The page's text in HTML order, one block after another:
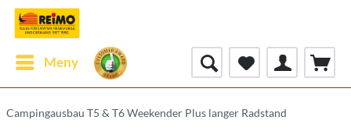
Meny
Campingausbau T5 & T6 Weekender Plus langer Radstand